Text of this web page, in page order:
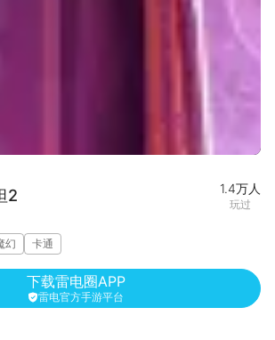
2 1.4万人
玩过
幻 卡通
下载雷电圈APP
雷电官方手游平台